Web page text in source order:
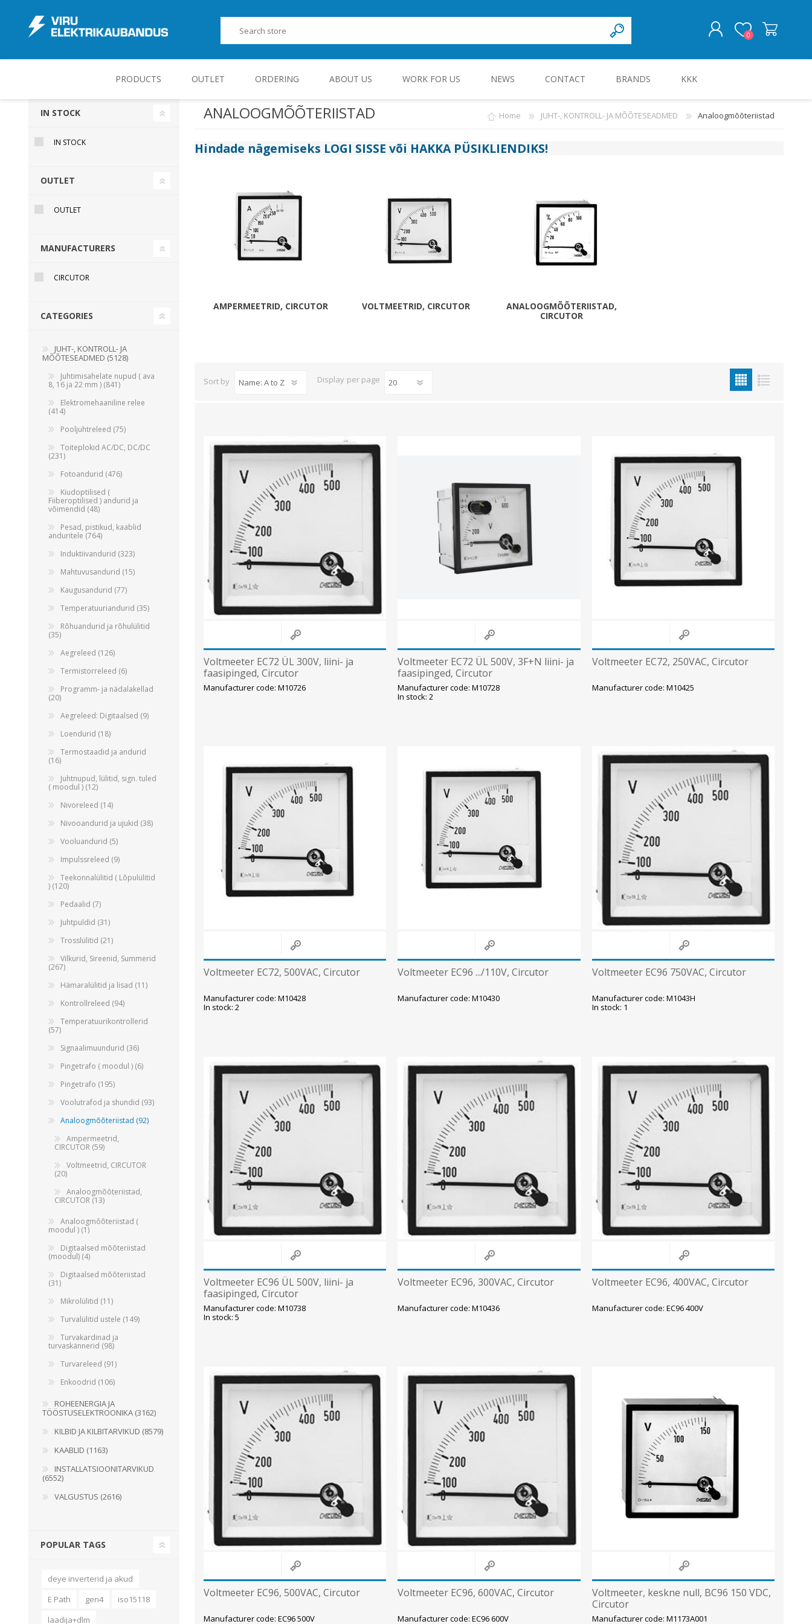
0
PRODUCTS
JUHT-, KONTROLL- JA MÕÕTESEADMED
Pooljuhtreleed
View All
ROHEENERGIA JA TÖÖSTUSELEKTROONIKA
Elektriautode laadijad ja komponendid
Metallkilbid, pindpaigaldus
Kilbid, aluspaigaldus
Alumiiniumkaablid ja -juhtmed
Vaskkaablid ja -juhtmed
Painduvad kontrollkaablid
Nõrkvoolukaablid
Süvistatavad lülitid ja pistikupesad IP44
Pinnapealsed lülitid ja pistikupesad IP20
Pinnapealsed lülitid ja pistikupesad IP44
Pinnapealsed lülitid ja pistikupesad IP55, IP65, IP67
View All
Tulekindlad valgustid ja tarvikud
OUTLET ORDERING ABOUT US WORK FOR US NEWS CONTACT BRANDS KKK
ANALOOGMÕÕTERIISTAD Home JUHT-, KONTROLL- JA MÕÕTESEADMED Analoogmõõteriistad
Hindade nägemiseks LOGI SISSE või HAKKA PÜSIKLIENDIKS!
AMPERMEETRID, CIRCUTOR VOLTMEETRID, CIRCUTOR
ANALOOGMÕÕTERIISTAD,
CIRCUTOR
Sort by Display per page
Voltmeeter EC72 ÜL 300V, liini- ja
faasipinged, Circutor
Manufacturer code: M10726
Voltmeeter EC72 ÜL 500V, 3F+N liini- ja
faasipinged, Circutor
Manufacturer code: M10728
In stock: 2
Voltmeeter EC72, 250VAC, Circutor
Manufacturer code: M10425
Voltmeeter EC72, 500VAC, Circutor
Manufacturer code: M10428
In stock: 2
Voltmeeter EC96 .../110V, Circutor
Manufacturer code: M10430
Voltmeeter EC96 750VAC, Circutor
Manufacturer code: M1043H
In stock: 1
Voltmeeter EC96 ÜL 500V, liini- ja
faasipinged, Circutor
Manufacturer code: M10738
In stock: 5
Voltmeeter EC96, 300VAC, Circutor
Manufacturer code: M10436
Voltmeeter EC96, 400VAC, Circutor
Manufacturer code: EC96 400V
Voltmeeter EC96, 500VAC, Circutor
Manufacturer code: EC96 500V
Voltmeeter EC96, 600VAC, Circutor
Manufacturer code: EC96 600V
Voltmeeter, keskne null, BC96 150 VDC,
Circutor
Manufacturer code: M1173A001
IN STOCK
IN STOCK
OUTLET
OUTLET
MANUFACTURERS
CIRCUTOR
CATEGORIES
JUHT-, KONTROLL- JA
MÕÕTESEADMED (5128)
Juhtimisahelate nupud ( ava
8, 16 ja 22 mm ) (841)
Elektromehaaniline relee
(414)
Pooljuhtreleed (75)
Toiteplokid AC/DC, DC/DC
(231)
Fotoandurid (476)
Kiudoptilised (
Fiiberoptilised ) andurid ja
võimendid (48)
Pesad, pistikud, kaablid
anduritele (764)
Induktiivandurid (323)
Mahtuvusandurid (15)
Kaugusandurid (77)
Temperatuuriandurid (35)
Rõhuandurid ja rõhulülitid
(35)
Aegreleed (126)
Termistorreleed (6)
Programm- ja nädalakellad
(20)
Aegreleed: Digitaalsed (9)
Loendurid (18)
Termostaadid ja andurid
(16)
Juhtnupud, lülitid, sign. tuled
( moodul ) (12)
Nivoreleed (14)
Nivooandurid ja ujukid (38)
Vooluandurid (5)
Impulssreleed (9)
Teekonnalülitid ( Lõpulülitid
) (120)
Pedaalid (7)
Juhtpuldid (31)
Trosslülitid (21)
Vilkurid, Sireenid, Summerid
(267)
Hämaralülitid ja lisad (11)
Kontrollreleed (94)
Temperatuurikontrollerid
(57)
Signaalimuundurid (36)
Pingetrafo ( moodul ) (6)
Pingetrafo (195)
Voolutrafod ja shundid (93)
Analoogmõõteriistad (92)
Ampermeetrid,
CIRCUTOR (59)
Voltmeetrid, CIRCUTOR
(20)
Analoogmõõteriistad,
CIRCUTOR (13)
Analoogmõõteriistad (
moodul ) (1)
Digitaalsed mõõteriistad
(moodul) (4)
Digitaalsed mõõteriistad
(31)
Mikrolülitid (11)
Turvalülitid ustele (149)
Turvakardinad ja
turvaskännerid (98)
Turvareleed (91)
Enkoodrid (106)
ROHEENERGIA JA
TÖÖSTUSELEKTROONIKA (3162)
KILBID JA KILBITARVIKUD (8579)
KAABLID (1163)
INSTALLATSIOONITARVIKUD
(6552)
VALGUSTUS (2616)
POPULAR TAGS
deye inverterid ja akud
E Path
gen4
iso15118
laadija+dlm